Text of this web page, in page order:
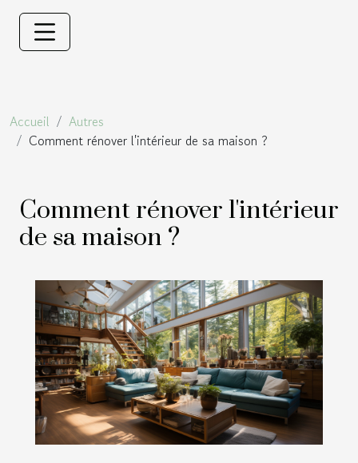
Accueil
Autres
Comment rénover l'intérieur de sa maison ?
Comment rénover l'intérieur
de sa maison ?